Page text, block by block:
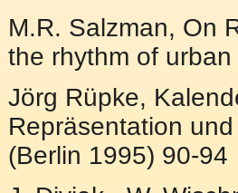
M.R. Salzman, On
the rhythm of
Jörg Rüpke,
Repräsentation
(Berlin 1995) 90-94